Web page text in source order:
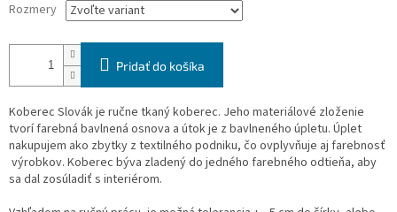
Rozmery
Pridať do košíka
Koberec Slovák je ručne tkaný koberec. Jeho materiálové zloženie
tvorí farebná bavlnená osnova a útok je z bavlneného úpletu. Úplet
nakupujem ako zbytky z textilného podniku, čo ovplyvňuje aj farebnosť
výrobkov. Koberec býva zladený do jedného farebného odtieňa, aby
sa dal zosúladiť s interiérom.